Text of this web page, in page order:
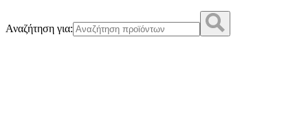
Αναζήτηση για: